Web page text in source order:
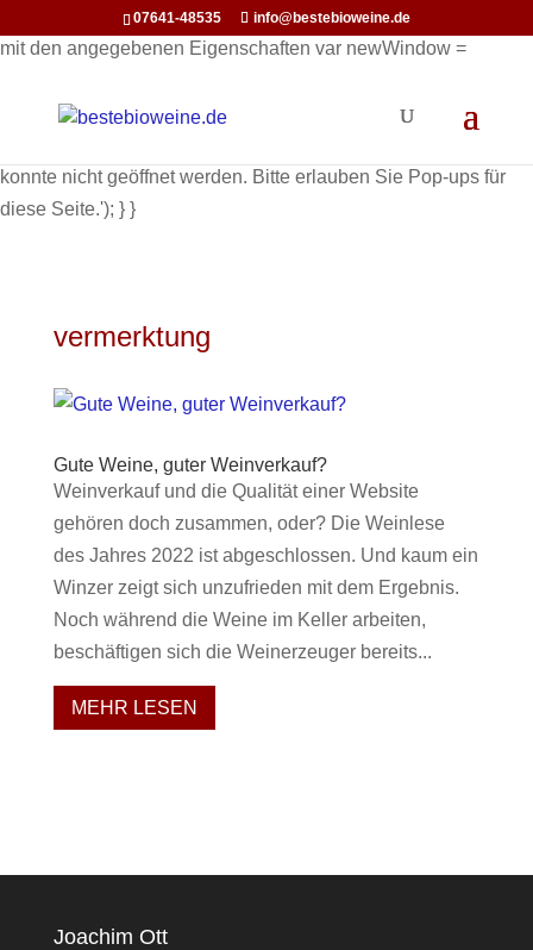
function openInNewWindow(url) { // Öffnet ein neues Fenster
mit den angegebenen Eigenschaften var newWindow =
(newWindow) { newWindow.focus(); // Optional: Setzt den
konnte nicht geöffnet werden. Bitte erlauben Sie Pop-ups für
diese Seite.'); } }
07641-48535 info@bestebioweine.de
vermerktung
Gute Weine, guter Weinverkauf?
Weinverkauf und die Qualität einer Website
gehören doch zusammen, oder? Die Weinlese
des Jahres 2022 ist abgeschlossen. Und kaum ein
Winzer zeigt sich unzufrieden mit dem Ergebnis.
Noch während die Weine im Keller arbeiten,
beschäftigen sich die Weinerzeuger bereits...
MEHR LESEN
Joachim Ott